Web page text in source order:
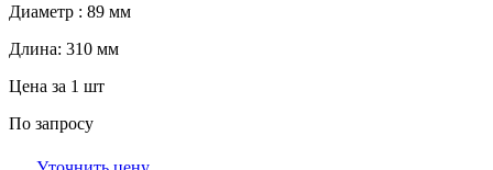
Диаметр : 89 мм
Длина: 310 мм
Цена за 1 шт
По запросу